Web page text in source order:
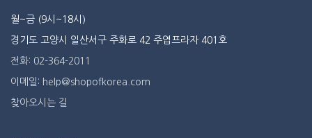
월~금 (9시~18시)
경기도 고양시 일산서구 주화로 42 주엽프라자 401호
전화: 02-364-2011
이메일: help@shopofkorea.com
찾아오시는 길